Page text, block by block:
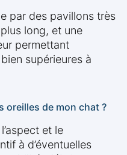
par des pavillons très
long, et une
permettant
supérieures à
oreilles de mon chat ?
et le
à d’éventuelles